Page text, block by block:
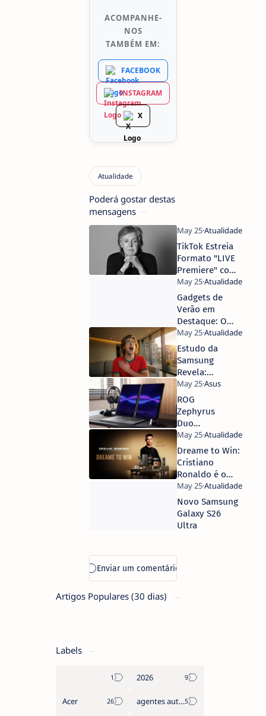
ACOMPANHE-
NOS
TAMBÉM EM:
FACEBOOK
INSTAGRAM
X
Poderá gostar destas
mensagens
TikTok Estreia
Formato "LIVE
Premiere" com
Transmissão
Global
Exclusiva de
Paul McCartney
Gadgets de
Verão em
Destaque: O
Impacto das
Promoções de
Tecnologia e a
Evolução do
Mercado
Estudo da
Samsung
Revela:
Qualidade de
Imagem da TV
Supera
Ambiente para
Adeptos de
ROG
Zephyrus
Duo
(2026)
Chega a
Portugal:
O Primeiro
com Ecrã
OLED 3K
de 16’’ e
Gráfica
Dreame to Win:
Cristiano
Ronaldo é o
Novo
Embaixador
Global da
Dreame
Novo Samsung
Galaxy S26
Ultra
Artigos Populares (30 dias)
Labels
2026
Acer agentes autónomos